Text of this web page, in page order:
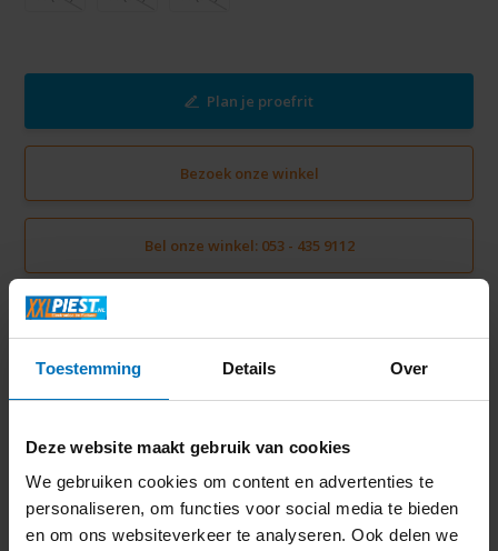
Toestemming Details Over
Deze website maakt gebruik van cookies
We gebruiken cookies om content en advertenties te
personaliseren, om functies voor social media te bieden
en om ons websiteverkeer te analyseren. Ook delen we
Plan je proefrit
Bezoek onze winkel
Bel onze winkel: 053 - 435 9112
Directe levering
Gratis verzending vanaf € 50,-
Volledige thuisinstallatie mogelijk in Twente
Ruim 2000 m2 winkelplezier
Productomschrijving